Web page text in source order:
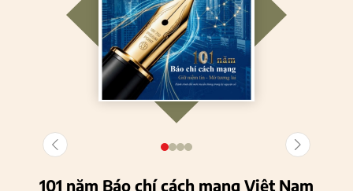
101 năm Báo chí cách mạng Việt Nam